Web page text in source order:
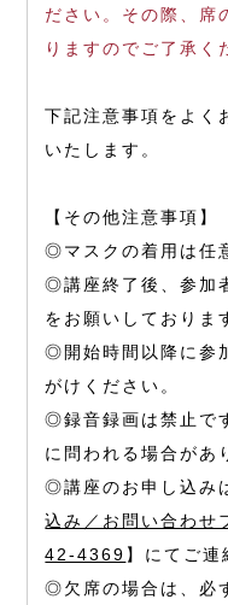
ださい。その際、席
りますのでご了承く
下記注意事項をよく
いたします。
【その他注意事項】
◎マスクの着用は任
◎講座終了後、参加
をお願いしておりま
◎開始時間以降に参
がけください。
◎録音録画は禁止で
に問われる場合があ
◎講座のお申し込み
込み／お問い合わせ
42-4369 】にてご連
◎欠席の場合は、必